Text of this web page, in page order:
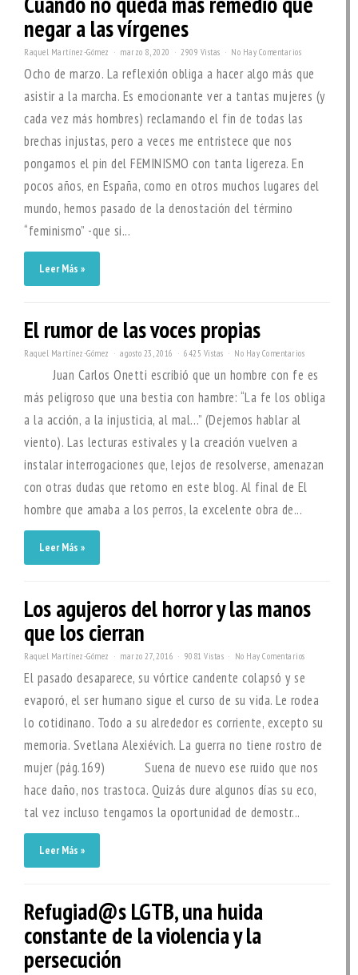
negar a las vírgenes
Raquel Martínez-Gómez marzo 8, 2020 2909 Vistas No Hay Comentarios
Ocho de marzo. La reflexión obliga a hacer algo más que
asistir a la marcha. Es emocionante ver a tantas mujeres (y
cada vez más hombres) reclamando el fin de todas las
brechas injustas, pero a veces me entristece que nos
pongamos el pin del FEMINISMO con tanta ligereza. En
pocos años, en España, como en otros muchos lugares del
mundo, hemos pasado de la denostación del término
“feminismo” -que si...
Leer Más »
El rumor de las voces propias
Raquel Martínez-Gómez agosto 23, 2016 6425 Vistas No Hay Comentarios
Juan Carlos Onetti escribió que un hombre con fe es
más peligroso que una bestia con hambre: “La fe los obliga
a la acción, a la injusticia, al mal…” (Dejemos hablar al
viento). Las lecturas estivales y la creación vuelven a
instalar interrogaciones que, lejos de resolverse, amenazan
con otras dudas que retomo en este blog. Al final de El
hombre que amaba a los perros, la excelente obra de...
Leer Más »
Los agujeros del horror y las manos
que los cierran
Raquel Martínez-Gómez marzo 27, 2016 9081 Vistas No Hay Comentarios
El pasado desaparece, su vórtice candente colapsó y se
evaporó, el ser humano sigue el curso de su vida. Le rodea
lo cotidinano. Todo a su alrededor es corriente, excepto su
memoria. Svetlana Alexiévich. La guerra no tiene rostro de
mujer (pág.169) Suena de nuevo ese ruido que nos
hace daño, nos trastoca. Quizás dure algunos días su eco,
tal vez incluso tengamos la oportunidad de demostr...
Leer Más »
Refugiad@s LGTB, una huida
constante de la violencia y la
persecución